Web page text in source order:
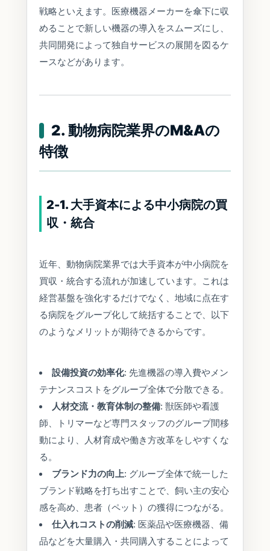
戦略といえます。医療機器メーカーを傘下に収
めることで新しい機器の導入をスムーズにし、
共同開発によって独自サービスの展開を図るケ
ースなどがあります。
2. 動物病院業界のM&Aの
特徴
2-1. 大手資本による中小病院の買
収・統合
近年、動物病院業界では大手資本が中小病院を
買収・統合する流れが加速しています。これは
経営基盤を強化するだけでなく、地域に点在す
る病院をグループ化して統括することで、以下
のようなメリットが期待できるからです。
設備投資の効率化: 先進機器の導入費やメン
テナンスコストをグループ全体で分散できる。
人材交流・教育体制の整備: 獣医師や看護
師、トリマーなど専門スタッフのグループ間移
動により、人材育成や働き方改革をしやすくな
る。
ブランド力の向上: グループ全体で統一した
ブランド戦略を打ち出すことで、飼い主の安心
感を高め、患者（ペット）の獲得につながる。
仕入れコストの削減: 医薬品や医療機器、備
品などを大量購入・共同購入することによって